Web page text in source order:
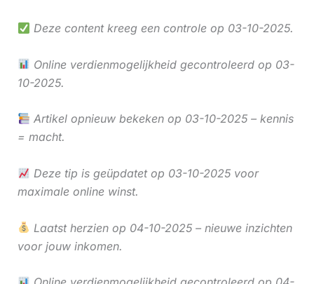
Deze content kreeg een controle op 03-10-2025.
Online verdienmogelijkheid gecontroleerd op 03-
10-2025.
Artikel opnieuw bekeken op 03-10-2025 – kennis
= macht.
Deze tip is geüpdatet op 03-10-2025 voor
maximale online winst.
Laatst herzien op 04-10-2025 – nieuwe inzichten
voor jouw inkomen.